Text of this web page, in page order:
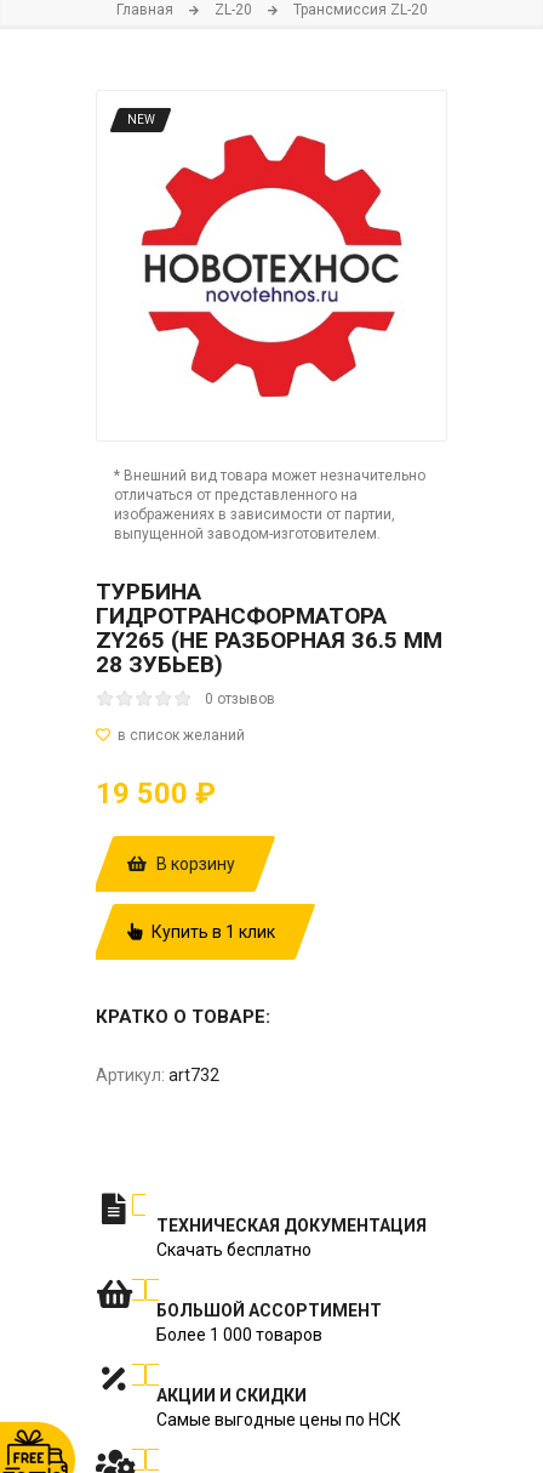
Главная ZL-20 Трансмиссия ZL-20
NEW
* Внешний вид товара может незначительно
отличаться от представленного на
изображениях в зависимости от партии,
выпущенной заводом-изготовителем.
ТУРБИНА
ГИДРОТРАНСФОРМАТОРА
ZY265 (НЕ РАЗБОРНАЯ 36.5 ММ
28 ЗУБЬЕВ)
0 отзывов
19 500 ₽
В корзину
Купить в 1 клик
КРАТКО О ТОВАРЕ:
Артикул: art732
ТЕХНИЧЕСКАЯ ДОКУМЕНТАЦИЯ
Скачать бесплатно
БОЛЬШОЙ АССОРТИМЕНТ
Более 1 000 товаров
АКЦИИ И СКИДКИ
Самые выгодные цены по НСК